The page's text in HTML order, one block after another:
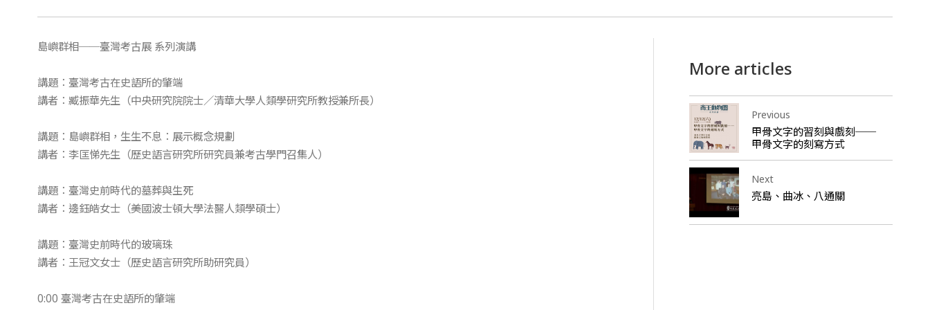
島嶼群相──臺灣考古展 系列演講
講題：臺灣考古在史語所的肇端
講者：臧振華先生（中央研究院院士／清華大學人類學研究所教授兼所長）
講題：島嶼群相，生生不息：展示概念規劃
講者：李匡悌先生（歷史語言研究所研究員兼考古學門召集人）
講題：臺灣史前時代的墓葬與生死
講者：邊鈺皓女士（美國波士頓大學法醫人類學碩士）
講題：臺灣史前時代的玻璃珠
講者：王冠文女士（歷史語言研究所助研究員）
0:00 臺灣考古在史語所的肇端
More articles
Previous
甲骨文字的習刻與戲刻──
甲骨文字的刻寫方式
Next
亮島、曲冰、八通關